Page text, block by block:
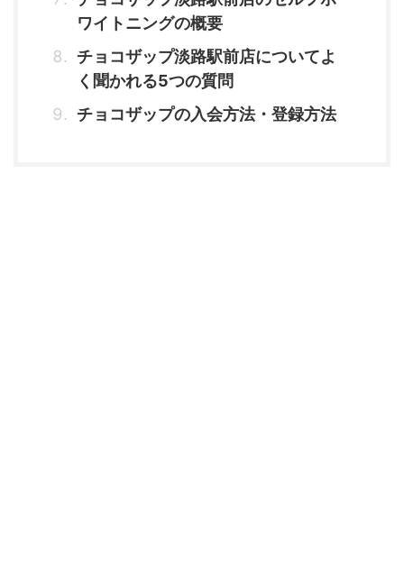
ワイトニングの概要
チョコザップ淡路駅前店についてよ
く聞かれる5つの質問
チョコザップの入会方法・登録方法